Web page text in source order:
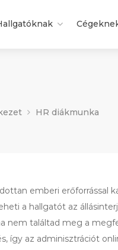
HR diákmunka
emberi
a hallgatót az
nem találtad meg a
így az adminisztrációt